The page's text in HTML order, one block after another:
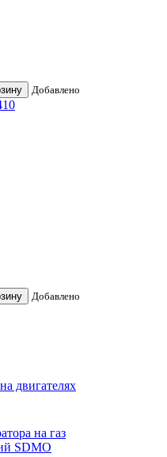
Добавлено
Добавлено
двигателях
на газ
SDMO